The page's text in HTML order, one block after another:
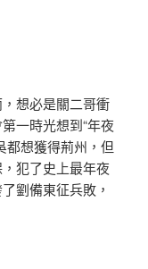
想必是關二哥衝
一時光想到“年夜
都想獲得荊州，但
犯了史上最年夜
劉備東征兵敗，